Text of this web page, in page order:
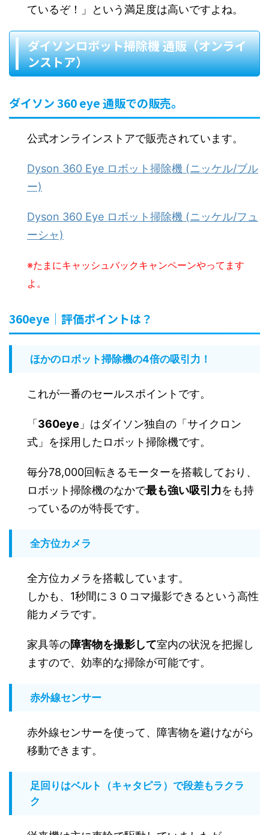
ているぞ！」という満足度は高いですよね。
ダイソンロボット掃除機 通販（オンライ
ンストア）
ダイソン 360 eye 通販での販売。
公式オンラインストアで販売されています。
Dyson 360 Eye ロボット掃除機 (ニッケル/ブル
ー)
Dyson 360 Eye ロボット掃除機 (ニッケル/フュ
ーシャ)
※たまにキャッシュバックキャンペーンやってます
よ。
360eye｜評価ポイントは？
ほかのロボット掃除機の4倍の吸引力！
これが一番のセールスポイントです。
「 360eye 」はダイソン独自の「サイクロン
式」を採用したロボット掃除機です。
毎分78,000回転きるモーターを搭載しており、
ロボット掃除機のなかで最も強い吸引力をも持
っているのが特長です。
全方位カメラ
全方位カメラを搭載しています。
しかも、1秒間に３０コマ撮影できるという高性
能カメラです。
家具等の障害物を撮影して室内の状況を把握し
ますので、効率的な掃除が可能です。
赤外線センサー
赤外線センサーを使って、障害物を避けながら
移動できます。
足回りはベルト（キャタピラ）で段差もラクラ
ク